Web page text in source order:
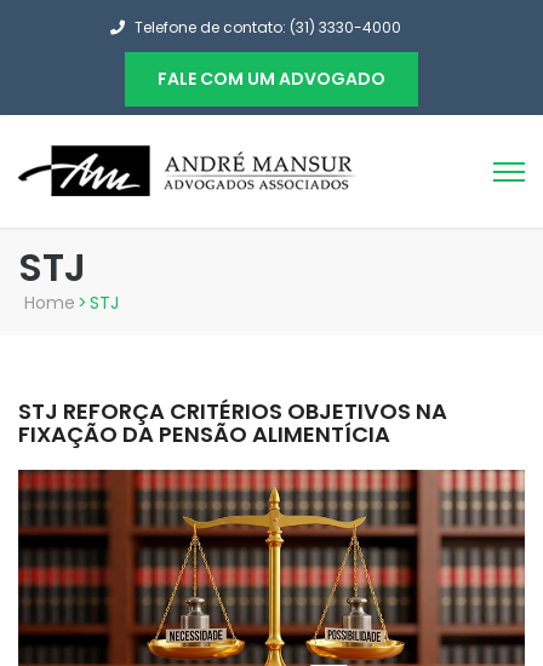
Telefone de contato: (31) 3330-4000
FALE COM UM ADVOGADO
STJ
Home > STJ
STJ REFORÇA CRITÉRIOS OBJETIVOS NA
FIXAÇÃO DA PENSÃO ALIMENTÍCIA